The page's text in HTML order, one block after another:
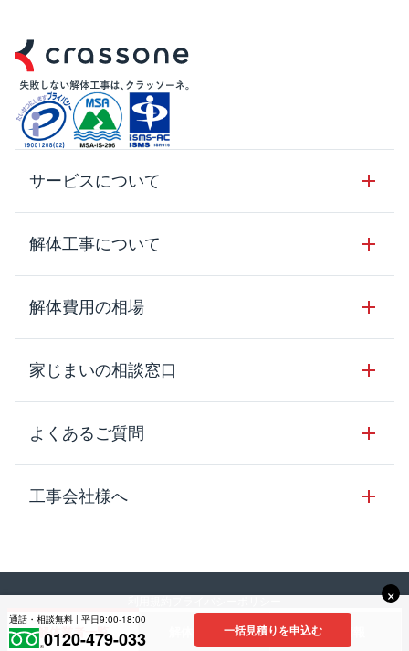
解体業者一覧 解体費用相場 補助金情報
通話・相談無料 | 平日9:00-18:00
0120-479-033 一括見積りを申込む
×
サービスについて
サービスの流れ
サービスのメリット
クラッソーネの自治体連携
お客さまの声
空き家の処分を検討のお客様へ
解体工事について
解体工事の基礎知識
解体工事に関わる法律
用語集
解体費用の見方
解体費用の相場
木造住宅の相場
鉄骨造住宅の相場
RC造住宅の相場
その他の建物の相場
家じまいの相談窓口
家じまいの相談窓口
よくあるご質問
クラッソーネの利用方法
工事の進め方
解体建物・廃棄物・素材
工事中・工事方法
工事会社様へ
©︎2023 Crassone co., Itd.
口コミに関するガイドライン解体工事会社の方へ